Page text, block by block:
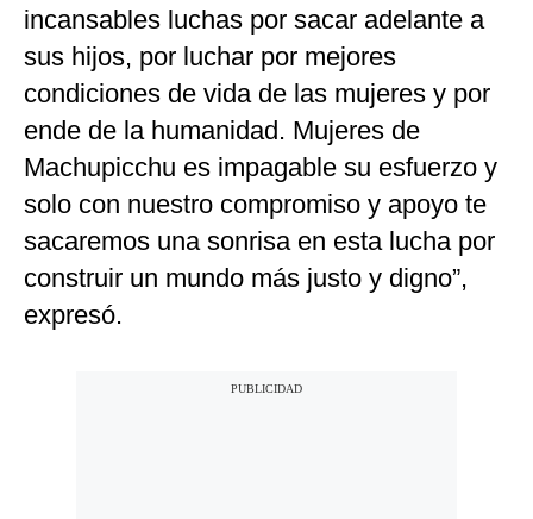
incansables luchas por sacar adelante a
sus hijos, por luchar por mejores
condiciones de vida de las mujeres y por
ende de la humanidad. Mujeres de
Machupicchu es impagable su esfuerzo y
solo con nuestro compromiso y apoyo te
sacaremos una sonrisa en esta lucha por
construir un mundo más justo y digno”,
expresó.